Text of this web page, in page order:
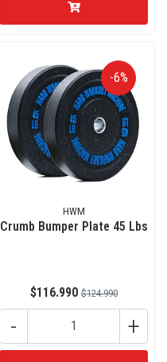
-6%
HWM
Crumb Bumper Plate 45 Lbs
$116.990 $124.990
+
-